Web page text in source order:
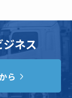
ネス
ら